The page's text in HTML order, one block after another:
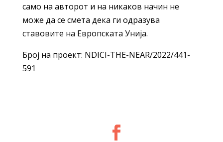
само на авторот и на никаков начин не
може да се смета дека ги одразува
ставовите на Европската Унија.
Број на проект: NDICI-THE-NEAR/2022/441-
591